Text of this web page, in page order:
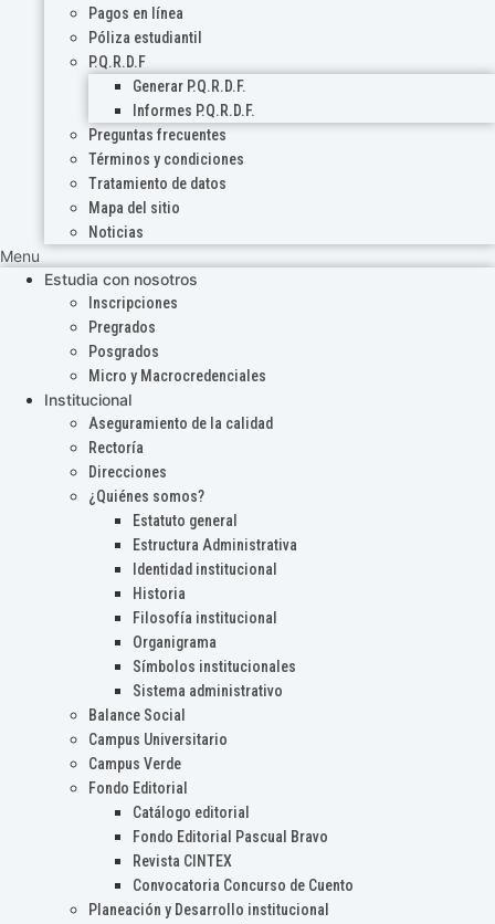
Pagos en línea
Póliza estudiantil
P.Q.R.D.F
Generar P.Q.R.D.F.
Informes P.Q.R.D.F.
Preguntas frecuentes
Términos y condiciones
Tratamiento de datos
Mapa del sitio
Noticias
Menu
Estudia con nosotros
Inscripciones
Pregrados
Posgrados
Micro y Macrocredenciales
Institucional
Aseguramiento de la calidad
Rectoría
Direcciones
¿Quiénes somos?
Estatuto general
Estructura Administrativa
Identidad institucional
Historia
Filosofía institucional
Organigrama
Símbolos institucionales
Sistema administrativo
Balance Social
Campus Universitario
Campus Verde
Fondo Editorial
Catálogo editorial
Fondo Editorial Pascual Bravo
Revista CINTEX
Convocatoria Concurso de Cuento
Planeación y Desarrollo institucional